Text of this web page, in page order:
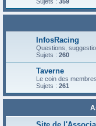
InfosRacing
Questions,
Sujets : 260
Taverne
Le coin des membres
Sujets : 261